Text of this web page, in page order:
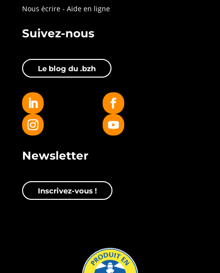
Nous écrire - Aide en ligne
Suivez-nous
Le blog du .bzh
Newsletter
Inscrivez-vous !